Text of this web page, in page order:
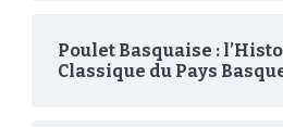
Poulet Basquaise :
Classique du Pays